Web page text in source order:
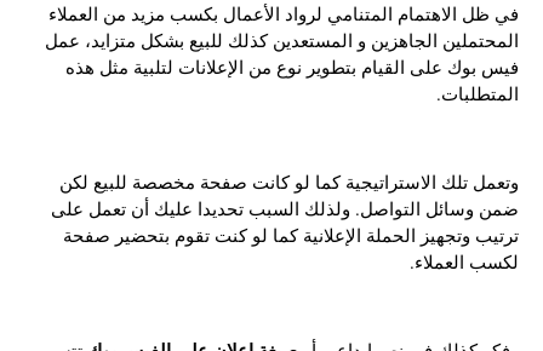
في ظل الاهتمام المتنامي لرواد الأعمال بكسب مزيد من العملاء
المحتملين الجاهزين و المستعدين كذلك للبيع بشكل متزايد، عمل
فيس بوك على القيام بتطوير نوع من الإعلانات لتلبية مثل هذه
المتطلبات.
وتعمل تلك الاستراتيجية كما لو كانت صفحة مخصصة للبيع لكن
ضمن وسائل التواصل. ولذلك السبب تحديدا عليك أن تعمل على
ترتيب وتجهيز الحملة الإعلانية كما لو كنت تقوم بتحضير صفحة
لكسب العملاء.